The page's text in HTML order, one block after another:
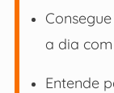
a dia
Entende